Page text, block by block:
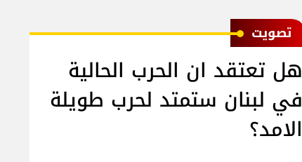
ﺗﺼﻮﻳﺖ
هل تعتقد ان الحرب الحالية
في لبنان ستمتد لحرب طويلة
الامد؟